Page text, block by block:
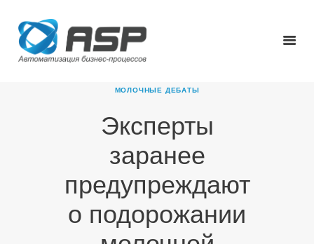
МОЛОЧНЫЕ ДЕБАТЫ
Эксперты
заранее
предупреждают
о подорожании
ГЛАВНАЯ
О КОМПАНИИ
НОВОСТИ
КАРЬЕРА
ПАРТНЕРЫ